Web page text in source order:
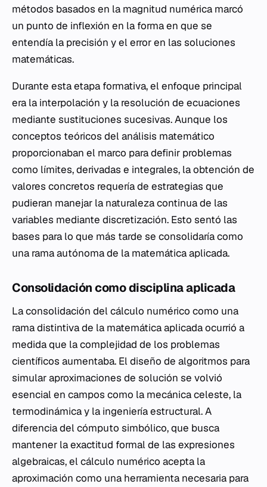
métodos basados en la magnitud numérica marcó
un punto de inflexión en la forma en que se
entendía la precisión y el error en las soluciones
matemáticas.
Durante esta etapa formativa, el enfoque principal
era la interpolación y la resolución de ecuaciones
mediante sustituciones sucesivas. Aunque los
conceptos teóricos del análisis matemático
proporcionaban el marco para definir problemas
como límites, derivadas e integrales, la obtención de
valores concretos requería de estrategias que
pudieran manejar la naturaleza continua de las
variables mediante discretización. Esto sentó las
bases para lo que más tarde se consolidaría como
una rama autónoma de la matemática aplicada.
Consolidación como disciplina aplicada
La consolidación del cálculo numérico como una
rama distintiva de la matemática aplicada ocurrió a
medida que la complejidad de los problemas
científicos aumentaba. El diseño de algoritmos para
simular aproximaciones de solución se volvió
esencial en campos como la mecánica celeste, la
termodinámica y la ingeniería estructural. A
diferencia del cómputo simbólico, que busca
mantener la exactitud formal de las expresiones
algebraicas, el cálculo numérico acepta la
aproximación como una herramienta necesaria para